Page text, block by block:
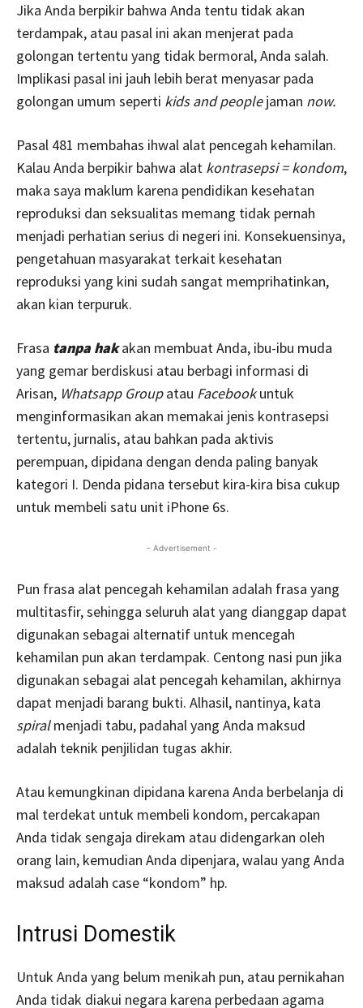
Jika Anda berpikir bahwa Anda tentu tidak akan
terdampak, atau pasal ini akan menjerat pada
golongan tertentu yang tidak bermoral, Anda salah.
Implikasi pasal ini jauh lebih berat menyasar pada
golongan umum seperti kids and peoplejaman now.
Pasal 481 membahas ihwal alat pencegah kehamilan.
Kalau Anda berpikir bahwa alat kontrasepsi = kondom,
maka saya maklum karena pendidikan kesehatan
reproduksi dan seksualitas memang tidak pernah
menjadi perhatian serius di negeri ini. Konsekuensinya,
pengetahuan masyarakat terkait kesehatan
reproduksi yang kini sudah sangat memprihatinkan,
akan kian terpuruk.
Frasa tanpa hakakan membuat Anda, ibu-ibu muda
yang gemar berdiskusi atau berbagi informasi di
Arisan, Whatsapp Groupatau Facebookuntuk
menginformasikan akan memakai jenis kontrasepsi
tertentu, jurnalis, atau bahkan pada aktivis
perempuan, dipidana dengan denda paling banyak
kategori I. Denda pidana tersebut kira-kira bisa cukup
untuk membeli satu unit iPhone 6s.
- Advertisement -
Pun frasa alat pencegah kehamilan adalah frasa yang
multitasfir, sehingga seluruh alat yang dianggap dapat
digunakan sebagai alternatif untuk mencegah
kehamilan pun akan terdampak. Centong nasi pun jika
digunakan sebagai alat pencegah kehamilan, akhirnya
dapat menjadi barang bukti. Alhasil, nantinya, kata
spiralmenjadi tabu, padahal yang Anda maksud
adalah teknik penjilidan tugas akhir.
Atau kemungkinan dipidana karena Anda berbelanja di
mal terdekat untuk membeli kondom, percakapan
Anda tidak sengaja direkam atau didengarkan oleh
orang lain, kemudian Anda dipenjara, walau yang Anda
maksud adalah case “kondom” hp.
Intrusi Domestik
Untuk Anda yang belum menikah pun, atau pernikahan
Anda tidak diakui negara karena perbedaan agama